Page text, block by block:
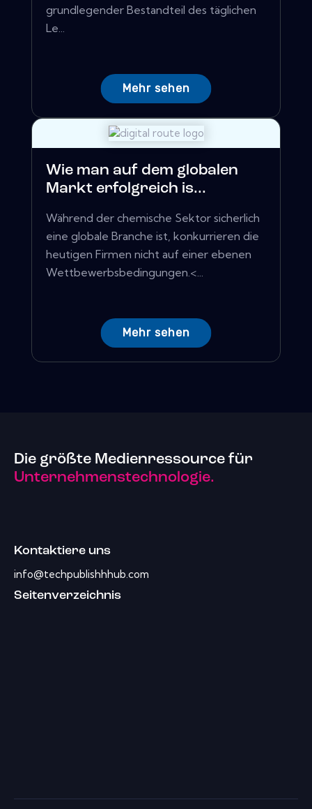
grundlegender Bestandteil des täglichen
Le...
Mehr sehen
Wie man auf dem globalen
Markt erfolgreich is...
Während der chemische Sektor sicherlich
eine globale Branche ist, konkurrieren die
heutigen Firmen nicht auf einer ebenen
Wettbewerbsbedingungen.<...
Mehr sehen
Die größte Medienressource für
Unternehmenstechnologie.
Kontaktiere uns
info@techpublishhhub.com
Seitenverzeichnis